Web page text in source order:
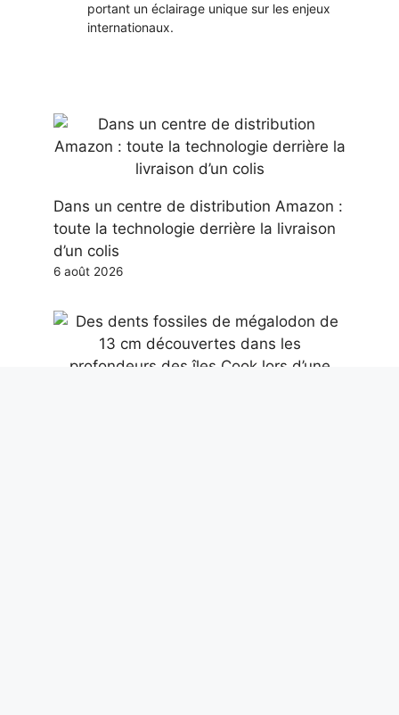
portant un éclairage unique sur les enjeux
internationaux.
Dans un centre de distribution Amazon :
toute la technologie derrière la livraison
d’un colis
6 août 2026